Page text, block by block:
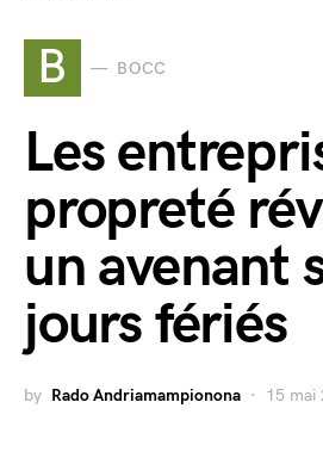
B BOCC
Les
propreté
un avenant
jours fériés
by Rado Andriamampionona 15 mai